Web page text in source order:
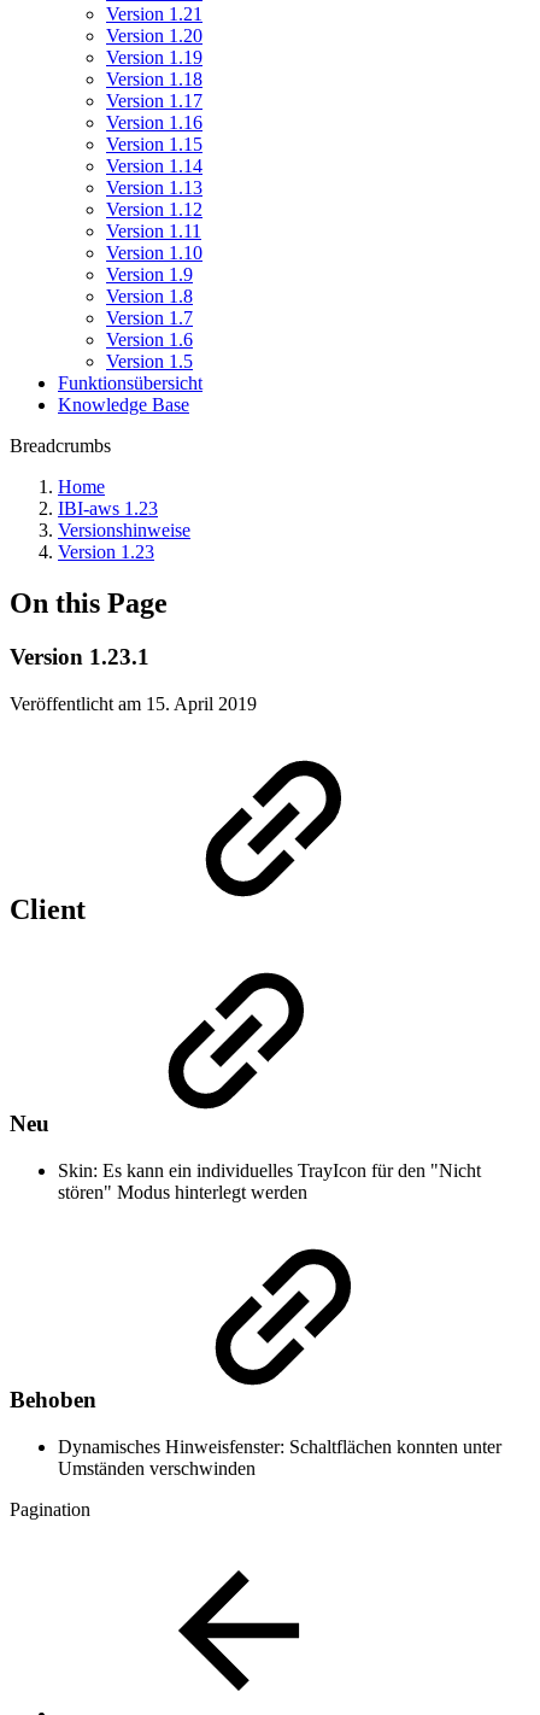
Version 1.21
Version 1.20
Version 1.19
Version 1.18
Version 1.17
Version 1.16
Version 1.15
Version 1.14
Version 1.13
Version 1.12
Version 1.11
Version 1.10
Version 1.9
Version 1.8
Version 1.7
Version 1.6
Version 1.5
Funktionsübersicht
Knowledge Base
Breadcrumbs
Home
IBI-aws 1.23
Versionshinweise
Version 1.23
On this Page
Version 1.23.1
Veröffentlicht am 15. April 2019
Client
Neu
Skin: Es kann ein individuelles TrayIcon für den "Nicht
stören" Modus hinterlegt werden
Behoben
Dynamisches Hinweisfenster: Schaltflächen konnten unter
Umständen verschwinden
Pagination